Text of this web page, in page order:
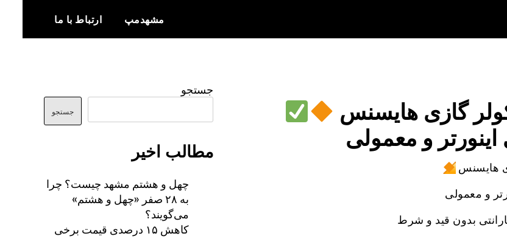
مشهدمپ ارتباط با ما
گازی هایسنس
و معمولی
هایسنس
و معمولی
جستجو
جستجو
مطالب اخیر
چهل و هشتم مشهد چیست؟ چرا
به ۲۸ صفر «چهل و هشتم»
می‌گویند؟
کاهش ۱۵ درصدی قیمت برخی